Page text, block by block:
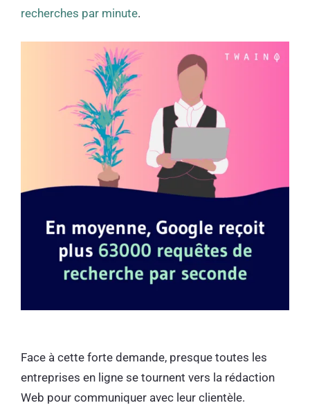
recherches par minute.
Face à cette forte demande, presque toutes les
entreprises en ligne se tournent vers la rédaction
Web pour communiquer avec leur clientèle.